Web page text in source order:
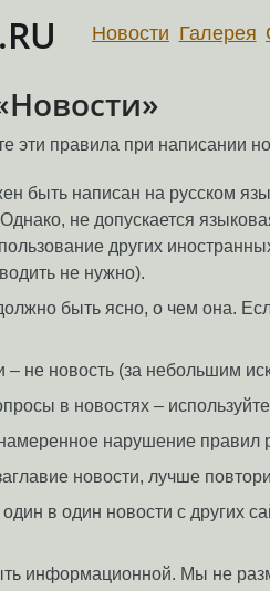
Новости Галерея
эти правила при написании
быть написан на русском
не допускается
других
не нужно).
быть ясно, о чем она.
– не новость (за небольшим
в новостях – используйте
нарушение правил
новости, лучше
один в один новости с других
информационной. Мы не